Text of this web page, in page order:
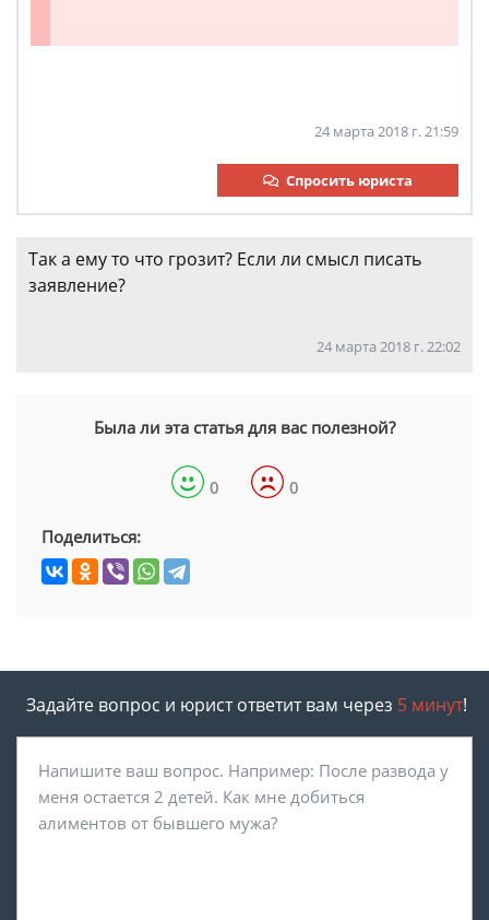
24 марта 2018 г. 21:59
Спросить юриста
Так а ему то что грозит? Если ли смысл писать
заявление?
24 марта 2018 г. 22:02
Была ли эта статья для вас полезной?
0 0
Поделиться:
Задайте вопрос и юрист ответит вам через 5 минут!